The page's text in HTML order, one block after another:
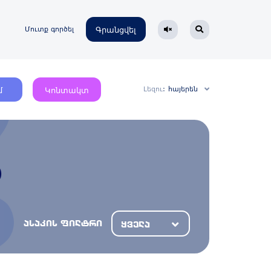
Մուտք գործել Գրանցվել
Կոնտակտ Լեզու: հայերեն
ასაკის ფილტრი ყველა